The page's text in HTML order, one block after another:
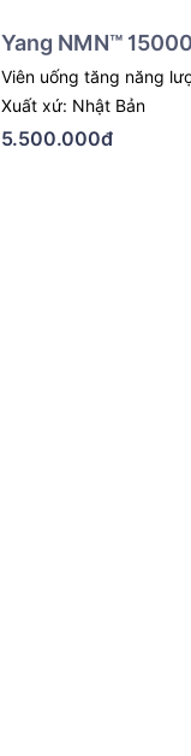
Yang NMN™
Viên uống tăng năng
Xuất xứ: Nhật Bản
5.500.000đ